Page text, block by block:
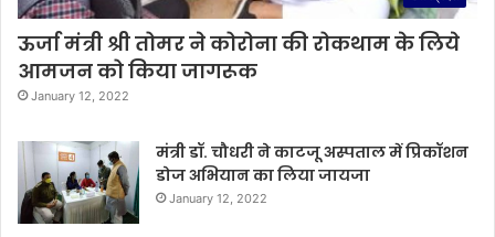
ऊर्जा मंत्री श्री तोमर ने कोरोना की रोकथाम के लिये
आमजन को किया जागरूक
January 12, 2022
मंत्री डॉ. चौधरी ने काटजू अस्पताल में प्रिकॉशन
डोज अभियान का लिया जायजा
January 12, 2022